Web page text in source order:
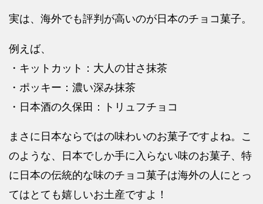
実は、海外でも評判が高いのが日本のチョコ菓子。
例えば、
・キットカット：大人の甘さ抹茶
・ポッキー：濃い深み抹茶
・日本酒の久保田：トリュフチョコ
まさに日本ならではの味わいのお菓子ですよね。こ
のような、日本でしか手に入らない味のお菓子、特
に日本の伝統的な味のチョコ菓子は海外の人にとっ
てはとても嬉しいお土産ですよ！